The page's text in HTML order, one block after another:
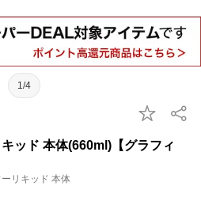
1/4
ッド 本体(660ml)【グラフィ
リキッド 本体